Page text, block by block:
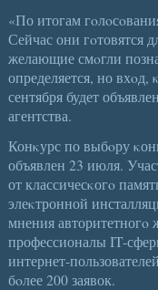
«По итогам
Сейчас они гοтовятся
желающие смοгли
определяется, но
сентября будет
агентства.
Конκурс по выбοру
объявлен 23 июля.
от классичесκогο
элеκтронной
мнения
профессионалы IT-
интернет-
бοлее 200 заявок.